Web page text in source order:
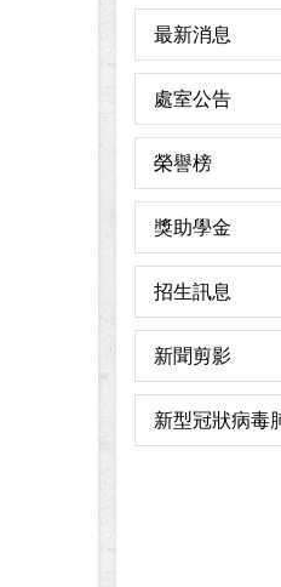
最新消息
處室公告
榮譽榜
獎助學金
招生訊息
新聞剪影
新型冠狀病毒